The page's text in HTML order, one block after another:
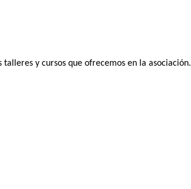
talleres y cursos que ofrecemos en la asociación.